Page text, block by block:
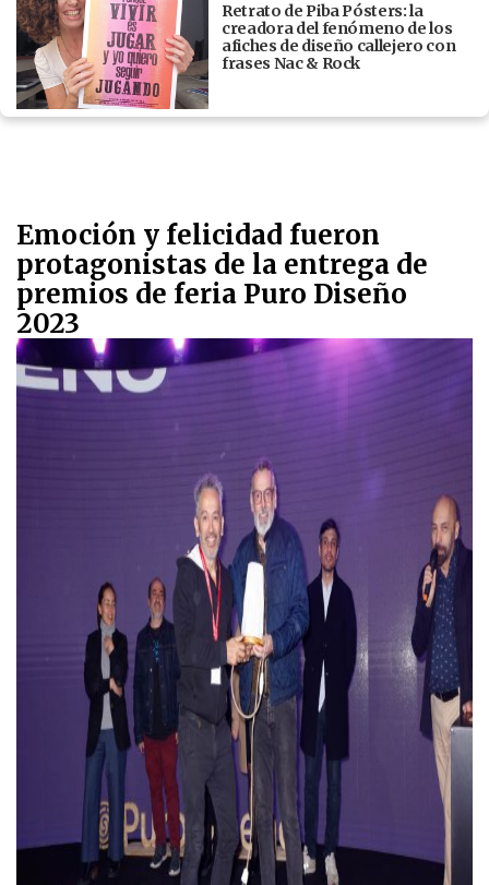
Retrato de Piba Pósters: la
creadora del fenómeno de los
afiches de diseño callejero con
frases Nac & Rock
Emoción y felicidad fueron
protagonistas de la entrega de
premios de feria Puro Diseño
2023